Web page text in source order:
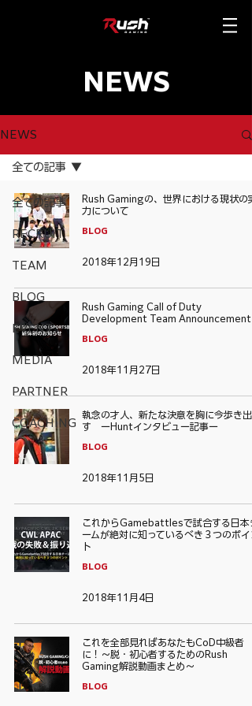
NEWS
NEWS
全ての記事
RECRUIT
TEAM
BLOG
EVENT
MEDIA
PARTNER
COACHING
全ての記事
Rush Gamingの、世界における現状の実
力について
BLOG
2018年12月19日
Rush Gaming Call of Duty
Development Team Announcement
BLOG
2018年11月27日
執念の才人、新たな決意を胸に今歩き出
す ーHuntインタビュー記事ー
BLOG
2018年11月5日
これからGamebattlesで試合する日本
ームが絶対に知っているべき３つのポイ
ト
BLOG
2018年11月4日
これを全部見ればあなたもCoD中級者
に！〜脱・初心者するためのRush
Gaming解説動画まとめ〜
BLOG